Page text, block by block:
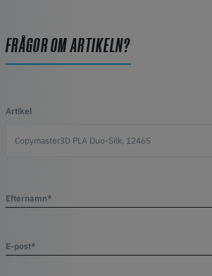
FRÅGOR OM ARTIKELN?
Artikel
Efternamn*
E-post*